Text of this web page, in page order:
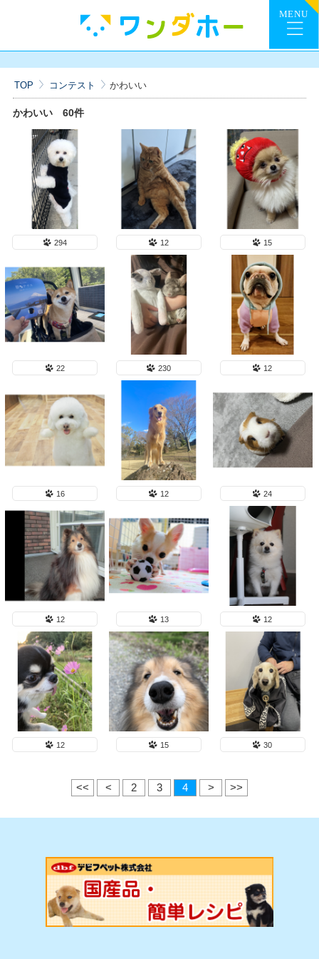
TOP コンテスト かわいい
かわいい 60件
294 12 15
22 230 12
16 12 24
12 13 12
12 15 30
<< < 2 3 4 > >>